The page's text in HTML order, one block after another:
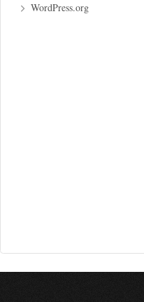
WordPress.org